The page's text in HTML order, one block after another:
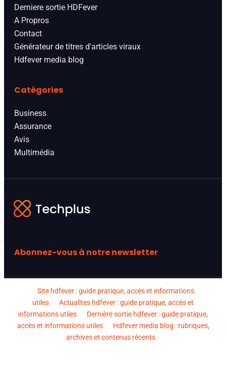
Derniere sortie HDFever
A Propros
Contact
Générateur de titres d'articles viraux
Hdfever media blog
Catégories
Business
Assurance
Avis
Multimédia
Abonnez-vous à notre newsletter
Site hdfever : guide pratique, accès et informations
utiles
Actualites hdfever : guide pratique, accès et
informations utiles
Dernière sortie hdfever : guide pratique,
accès et informations utiles
Hdfever media blog : rubriques,
archives et contenus récents